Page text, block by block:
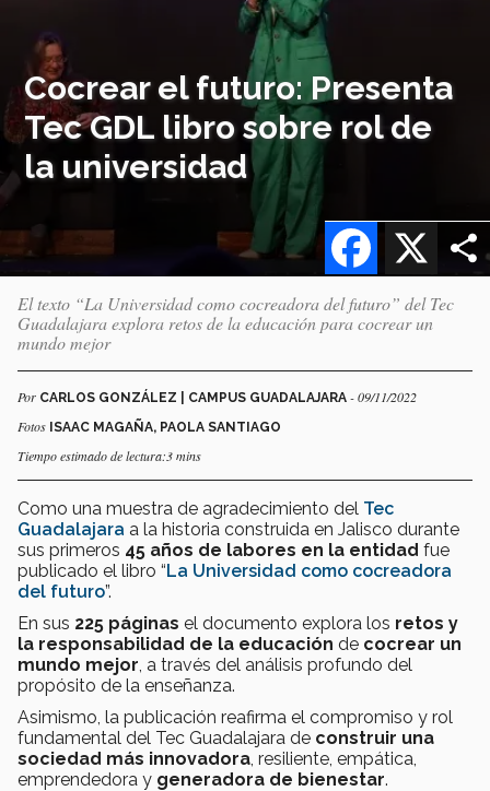
Cocrear el futuro: Presenta
Tec GDL libro sobre rol de
la universidad
X
Facebook
El texto “La Universidad como cocreadora del futuro” del Tec
Guadalajara explora retos de la educación para cocrear un
mundo mejor
Por CARLOS GONZÁLEZ | CAMPUS GUADALAJARA - 09/11/2022
Fotos ISAAC MAGAÑA, PAOLA SANTIAGO
Tiempo estimado de lectura:3 mins
Como una muestra de agradecimiento del Tec
Guadalajara a la historia construida en Jalisco durante
sus primeros 45 años de labores en la entidad fue
publicado el libro “La Universidad como cocreadora
del futuro”.
En sus 225 páginas el documento explora los retos y
la responsabilidad de la educación de cocrear un
mundo mejor , a través del análisis profundo del
propósito de la enseñanza.
Asimismo, la publicación reafirma el compromiso y rol
fundamental del Tec Guadalajara de construir una
sociedad más innovadora , resiliente, empática,
emprendedora y generadora de bienestar.